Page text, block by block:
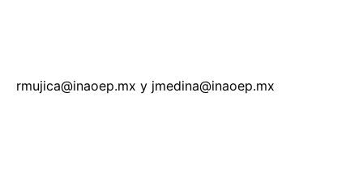
rmujica@inaoep.mx y jmedina@inaoep.mx